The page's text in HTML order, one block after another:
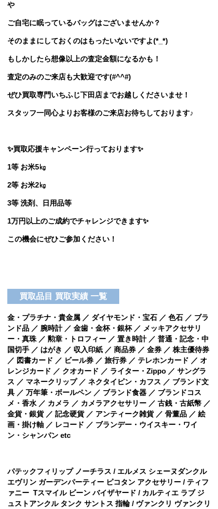
や
ご自宅に眠っているバッグはございませんか？
そのままにしておくのはもったいないですよ(*_*)
もしかしたら想像以上の査定金額になるかも！
査定のみのご来店も大歓迎です(#^^#)
ぜひ買取専門いちふじ下田店までお越しくださいませ！
スタッフ一同心よりお客様のご来店お待ちしております♪
✨買取応援キャンペーン行っております✨
1等 お米5㎏
2等 お米2㎏
3等 洗剤、日用品等
1万円以上のご成約でチャレンジできます✨
この機会にぜひご参加ください！
買取品目 買取実績 一覧
金・プラチナ・貴金属 ／ ダイヤモンド・宝石 ／ 色石 ／ ブラ
ンド品 ／ 腕時計 ／ 金歯・金杯・銀杯 ／ メッキアクセサリ
ー・真珠 ／ 勲章・トロフィー ／ 置き時計 ／ 普通・記念・中
国切手 ／ はがき ／ 収入印紙 ／ 商品券 ／ 金券 ／ 株主優待券
／ 図書カード ／ ビール券 ／ 旅行券 ／ テレホンカード ／ オ
レンジカード ／ クオカード ／ ライター・Zippo ／ サングラ
ス ／ マネークリップ ／ ネクタイピン・カフス ／ ブランド文
具 ／ 万年筆・ボールペン ／ ブランド食器 ／ ブランドコス
メ・香水 ／ カメラ ／ カメラアクセサリー ／ 古銭・古紙幣 ／
金貨・銀貨 ／ 記念硬貨 ／ アンティーク雑貨 ／ 骨董品 ／ 絵
画・掛け軸 ／ レコード ／ ブランデー・ウイスキー・ワイ
ン・シャンパン etc
パテックフィリップ ノーチラス / エルメス シェーヌダンクル
エヴリン ガーデンパーティー ピコタン アクセサリー / ティフ
ァニー Tスマイル ビーン バイザヤード / カルティエ ラブ ジ
ュストアンクル タンク サントス 指輪 / ヴァンクリ ヴァンクリ